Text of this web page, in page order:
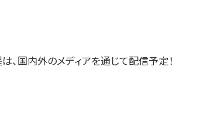
、国内外のメディアを通じて配信予定！